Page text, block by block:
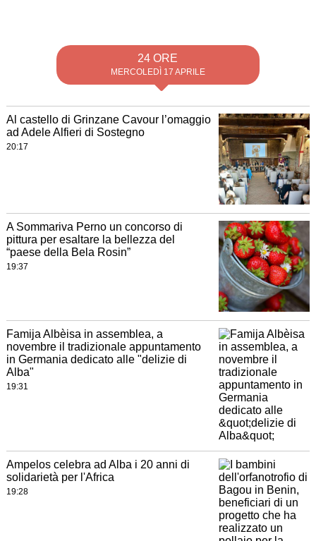
24 ORE
MERCOLEDÌ 17 APRILE
Al castello di Grinzane Cavour l’omaggio
ad Adele Alfieri di Sostegno
20:17
A Sommariva Perno un concorso di
pittura per esaltare la bellezza del
“paese della Bela Rosin”
19:37
Famija Albèisa in assemblea, a
novembre il tradizionale appuntamento
in Germania dedicato alle "delizie di
Alba"
19:31
Ampelos celebra ad Alba i 20 anni di
solidarietà per l'Africa
19:28